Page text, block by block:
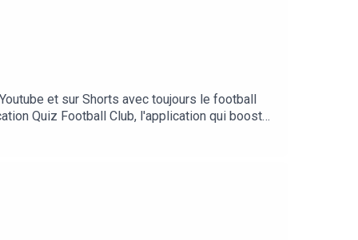
et sur Shorts avec toujours le football
Quiz Football Club, l'application qui booste
nous encourager, n'hésitez pas à
nous ==👉 sur Youtube👉 sur Twitter👉 sur